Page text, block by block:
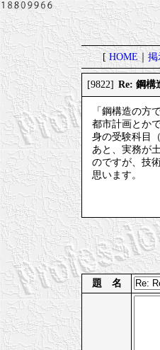
[HOME｜掲
[9822] Re: 鋼構
「鋼構造の方
都市計画とか
身の受験科目
あと、実務が
のですが、技
思います。
題 名